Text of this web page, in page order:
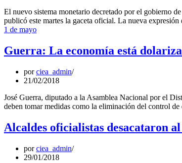
El nuevo sistema monetario decretado por el gobierno
publicó este martes la gaceta oficial. La nueva
1 de mayo
Guerra: La economía está
porciea_admin
21/02/2018
José Guerra, diputado a la Asamblea Nacional por el
deben tomar medidas como la eliminación del control
Alcaldes oficialistas desacataron
porciea_admin
29/01/2018